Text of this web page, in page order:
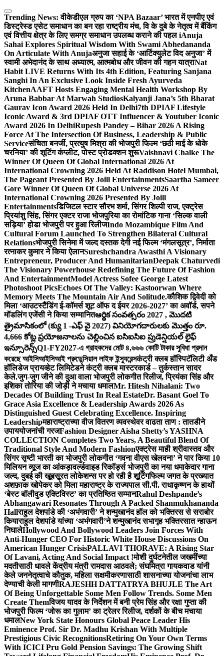
Skip
to
content
Trending News: वीकेडीएल ग्रुप का ‘NPA Bazaar’ भारत में एनपीए एवं
डिस्ट्रेस्ड एसेट समाधान का बन रहा राष्ट्रीय मंच, वि के दुबे के नेतृत्व में बैंकिंग
एवं वित्तीय क्षेत्र के लिए समग्र समाधान उपलब्ध कराने की पहल iAnuja
Sahai Explores Spiritual Wisdom With Swami Abhedananda
On Articulate With Anujaअनुजा सहाई के ‘आर्टिक्युलेट विद अनुजा’ में
स्वामी अभेदानंद के साथ अध्यात्म, आत्मबोध और जीवन की गहन यात्राNat
Habit LIVE Returns With Its 4th Edition, Featuring Sanjana
Sanghi In An Exclusive Look Inside Fresh Ayurveda
KitchenAAFT Hosts Engaging Mental Health Workshop By
Aruna Babbar At Marwah StudiosKalyanji Jana’s 5th Bharat
Gaurav Icon Award 2026 Held In Delhi7th DPIAF Lifestyle
Iconic Award & 3rd DPIAF OTT Influencer & Youtuber Iconic
Award 2026 In DelhiRupesh Pandey – Bihar 2026 A Rising
Force At The Intersection Of Business, Leadership & Public
Serviceसंचिता बनर्जी, प्रत्युष मिश्रा की भोजपुरी फिल्म ‘छठी माई के धोके
चरनिया’ की शूटिंग कंप्लीट, पोस्ट प्रोडक्शन शुरूVaishnavi Chalke The
Winner Of Queen Of Global International 2026 At
International Crowning 2026 Held At Raddison Hotel Mumbai,
The Pageant Presented By Joill EntertainmentsSaartha Sameer
Gore Winner Of Queen Of Global Universe 2026 At
International Crowning 2026 Presented By Joill
Entertainmentsडिजिटल स्टार सौरभ शर्मा, सिंगर शिल्पी राज, एक्ट्रेस
प्रियांशु सिंह, सिंगर एक्टर राजा भोजपुरिया का रोमांटिक गाना ‘सिल्क वाली
सड़िया’ होडा भोजपुरी पर हुआ रिलीजIndo Mozambique Film And
Cultural Forum Launched To Strengthen Bilateral Cultural
Relationsभोजपुरी सिनेमा में जल्द दस्तक देगी नई फिल्म ‘मंगलसूत्र’, निर्माता
रत्नाकर कुमार ने किया ऐलानSureshchandra Awasthi A Visionary
Entrepreneur, Producer And HumanitarianDeepak Chaturvedi
The Visionary Powerhouse Redefining The Future Of Fashion
And EntertainmentModel Actress Sofee George Latest
Photoshoot PicsEchoes Of The Valley: Kastoorwan Where
Memory Meets The Mountain Air And Solitude.कौशिक द्विवेदी को
मिला ‘आउटस्टैंडिंग ई-कॉमर्स शूट ऑफ द ईयर 2026-2027’ का अवॉर्ड, सपने
मॉडलिंग एजेंसी ने किया सम्मानितఆర్థిక సంవత్సరం 2027 , మొదటి
త్రైమాసికంలో (క్యు 1 -ఎఫ్ వై 2027) వినియోగదారులకు మొత్తం రూ.
4,666 కోట్ల ప్రయోజనాలను చెల్లించిన ఐసిఐసిఐ ప్రుడెన్షియల్ లైఫ్
ఇన్సూరెన్స్Q1-FY2027-এ গ্রাহকদের মোট ৪,৬৬৬ কোটি টাকার সুবিধা প্রদান
করেছে আইসিআইসিআই প্রুডেন্সিয়াল লাইফ ইন্স্যুরেন্সकंट्री क्लब हॉस्पिटॅलिटी अँड
हॉलिडेज प्रायव्हेट लिमिटेडने कंट्री क्लब मास्टरकार्ड – तुर्कस्तान सादर
केले.जुग-जुग जीने की दुआ वाला भोजपुरी लोकगीत रिलीज, प्रियंका सिंह और
इशिका तोरिया की जोड़ी ने मचाया धमालMr. Hitesh Nihalani: Two
Decades Of Building Trust In Real EstateDr. Basant Goel To
Grace Asia Excellence & Leadership Awards 2026 As
Distinguished Guest Celebrating Excellence. Inspiring
Leadershipमहाराष्ट्राच्या वीज वितरण व्यवस्थेवर वाढता ताण : तातडीने
उपाययोजनांची गरजFashion Designer Aisha Shetty’s YASHNA
COLLECTION Completes Two Years, A Beautiful Blend Of
Traditional Style And Modern Fashionएक्ट्रेस माही श्रीवास्तव और
सिंगर सृष्टी भारती का भोजपुरी लोकगीत ‘गवना वीएस खेलवना’ ने पार किया 10
मिलियन व्यूज का आंकड़ावर्ल्डवाइड रिकॉर्ड्स भोजपुरी का नया धमाकेदार गाना
जल्द, दुबई की खूबसूरत लोकेशन्स पर हो रही है शूटिंगफिल्म जगत के प्रख्यात
अशफ़ाक खोपेकर को मिला महाराष्ट्र के राज्यपाल सी.पी. राधाकृष्णन के हाथों
‘बेस्ट बॉलीवुड एक्टिविस्ट’ का प्रतिष्ठित सम्मानRahul Deshpande’s
Abhangawari Resonates Through A Packed Shanmukhananda
Hallराहुल देशपांडे की ‘अभंगवारी’ ने शन्मुखानंद हॉल को भक्तिरस से सराबोर
कियाराहुल देशपांडे यांच्या ‘अभंगवारी’ने शन्मुखानंद सभागृह भक्तिरसात न्हाऊन
निघालेHollywood And Bollywood Leaders Join Forces With
Anti-Hunger CEO For Historic White House Discussions On
American Hunger CrisisPALLAVI THORAVE: A Rising Star
Of Lavani, Acting And Social Impact !मोशी दुर्घटनेतील जखमींच्या
मदतीसाठी धावले केंद्रीय मंत्री रामदास आठवले; संघमित्रा गायकवाड यांनी
केले जननेतृत्वाचे कौतुक, महिला सक्षमीकरणासाठी शासनाच्या योजनांचा लाभ
देण्याची केली मागणीRAJESHH DATTATRYA BHUJLE The Art
Of Being Unforgettable Some Men Follow Trends. Some Men
Create Themविजय यादव के निर्देशन में बनी प्रेम सिंह और रक्षा गुप्ता की
भोजपुरी फिल्म ‘जोरू का गुलाम’ का ट्रेलर रिलीज, दर्शकों के बीच मचाया
धमालNew York State Honours Global Peace Leader His
Eminence Prof. Sir Dr. Madhu Krishan With Multiple
Prestigious Civic RecognitionsRetiring On Your Own Terms
With ICICI Pru Gold Pension Savings: The Growing Shift